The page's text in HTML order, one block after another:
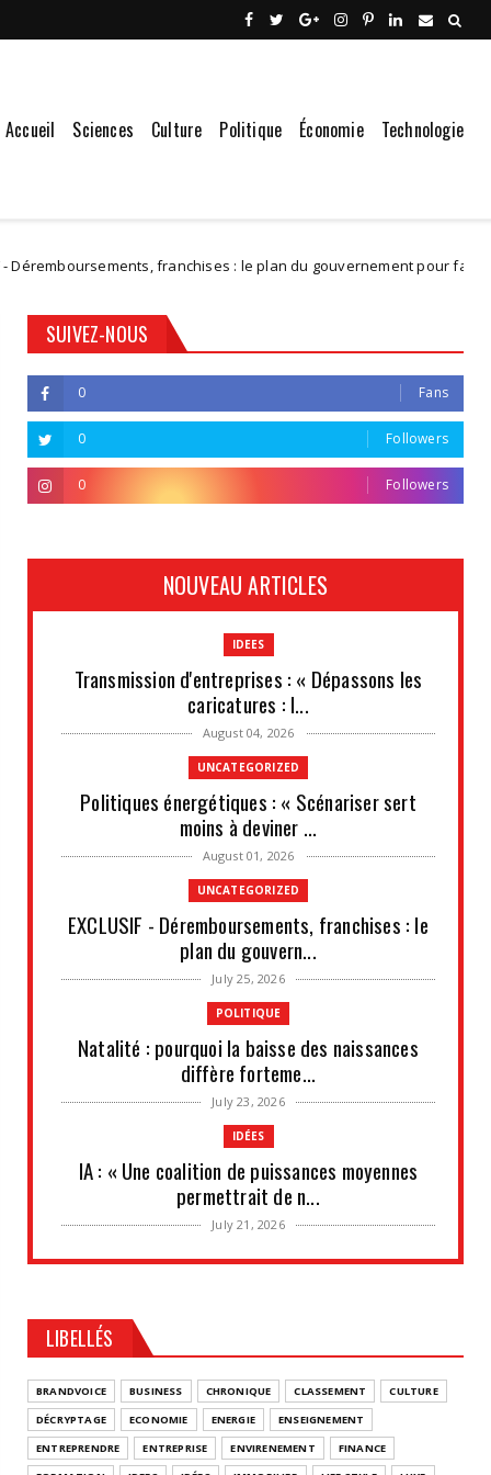
Accueil Sciences Culture Politique Économie Technologie
franchises : le plan du gouvernement pour faire des
SUIVEZ-NOUS
0 Fans
0 Followers
0 Followers
NOUVEAU ARTICLES
IDEES
Transmission d'entreprises : « Dépassons les
caricatures : l...
August 04, 2026
UNCATEGORIZED
Politiques énergétiques : « Scénariser sert
moins à deviner ...
August 01, 2026
UNCATEGORIZED
EXCLUSIF - Déremboursements, franchises : le
plan du gouvern...
July 25, 2026
POLITIQUE
Natalité : pourquoi la baisse des naissances
diffère forteme...
July 23, 2026
IDÉES
IA : « Une coalition de puissances moyennes
permettrait de n...
July 21, 2026
UNCATEGORIZED
UNCATEGORIZED
Retraites complémentaires Agirc-Arrco : coup
de pression syn...
July 16, 2026
LIBELLÉS
BRANDVOICE BUSINESS CHRONIQUE CLASSEMENT
CULTURE
DÉCRYPTAGE
ECONOMIE ENERGIE
ENSEIGNEMENT
ENTREPRENDRE
ENTREPRISE ENVIRENEMENT
FINANCE